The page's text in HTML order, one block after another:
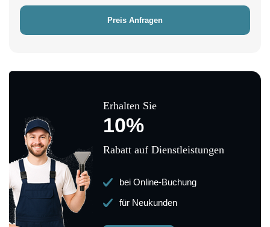
Erhalten Sie
10%
Rabatt auf Dienstleistungen
bei Online-Buchung
für Neukunden